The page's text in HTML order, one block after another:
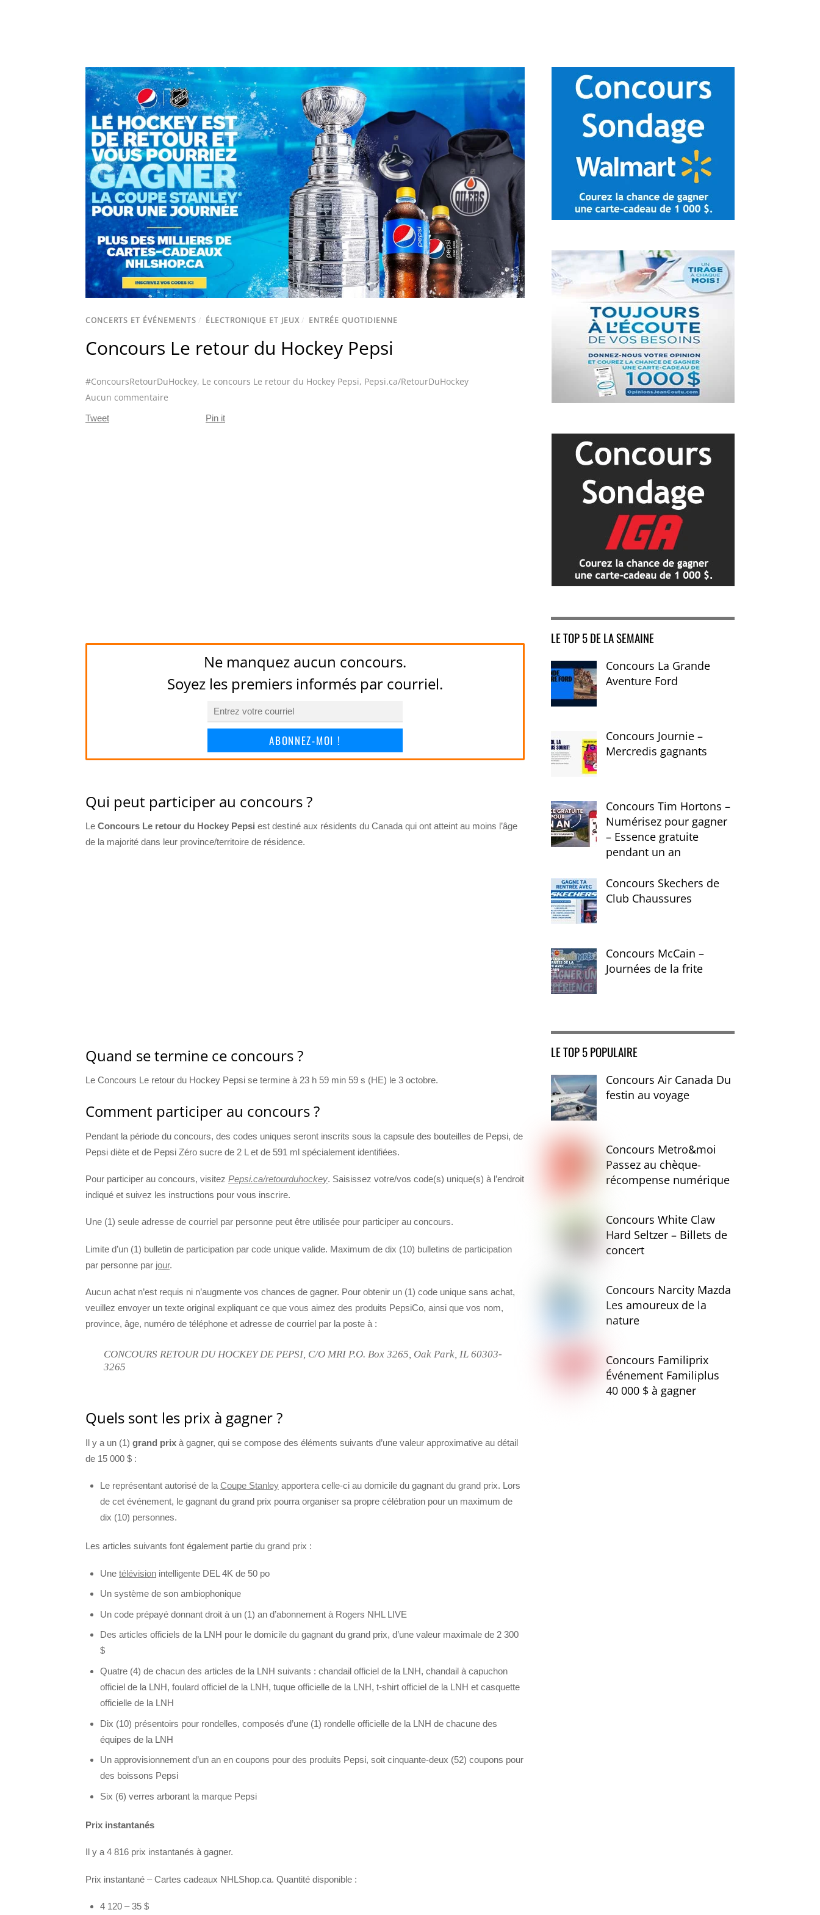
CONCERTS ET ÉVÉNEMENTS / ÉLECTRONIQUE ET JEUX/ ENTRÉE QUOTIDIENNE
Concours Le retour du Hockey Pepsi
#ConcoursRetourDuHockey, Le concours Le retour du Hockey Pepsi, Pepsi.ca/RetourDuHockey
Aucun commentaire
Tweet Pin it
Ne manquez aucun concours.
Soyez les premiers informés par courriel.
ABONNEZ-MOI !
Qui peut participer au concours ?
Le Concours Le retour du Hockey Pepsi est destiné aux résidents du Canada qui ont atteint au moins l’âge
de la majorité dans leur province/territoire de résidence.
Quand se termine ce concours ?
Le Concours Le retour du Hockey Pepsi se termine à 23 h 59 min 59 s (HE) le 3 octobre.
Comment participer au concours ?
Pendant la période du concours, des codes uniques seront inscrits sous la capsule des bouteilles de Pepsi, de
Pepsi diète et de Pepsi Zéro sucre de 2 L et de 591 ml spécialement identifiées.
Pour participer au concours, visitez Pepsi.ca/retourduhockey. Saisissez votre/vos code(s) unique(s) à l’endroit
indiqué et suivez les instructions pour vous inscrire.
Une (1) seule adresse de courriel par personne peut être utilisée pour participer au concours.
Limite d’un (1) bulletin de participation par code unique valide. Maximum de dix (10) bulletins de participation
par personne par jour.
Aucun achat n’est requis ni n’augmente vos chances de gagner. Pour obtenir un (1) code unique sans achat,
veuillez envoyer un texte original expliquant ce que vous aimez des produits PepsiCo, ainsi que vos nom,
province, âge, numéro de téléphone et adresse de courriel par la poste à :
CONCOURS RETOUR DU HOCKEY DE PEPSI, C/O MRI P.O. Box 3265, Oak Park, IL 60303-
3265
Quels sont les prix à gagner ?
Il y a un (1) grand prix à gagner, qui se compose des éléments suivants d’une valeur approximative au détail
de 15 000 $ :
Le représentant autorisé de la Coupe Stanley apportera celle-ci au domicile du gagnant du grand prix. Lors
de cet événement, le gagnant du grand prix pourra organiser sa propre célébration pour un maximum de
dix (10) personnes.
Les articles suivants font également partie du grand prix :
Une télévision intelligente DEL 4K de 50 po
Un système de son ambiophonique
Un code prépayé donnant droit à un (1) an d’abonnement à Rogers NHL LIVE
Des articles officiels de la LNH pour le domicile du gagnant du grand prix, d’une valeur maximale de 2 300
$
Quatre (4) de chacun des articles de la LNH suivants : chandail officiel de la LNH, chandail à capuchon
officiel de la LNH, foulard officiel de la LNH, tuque officielle de la LNH, t-shirt officiel de la LNH et casquette
officielle de la LNH
Dix (10) présentoirs pour rondelles, composés d’une (1) rondelle officielle de la LNH de chacune des
équipes de la LNH
Un approvisionnement d’un an en coupons pour des produits Pepsi, soit cinquante-deux (52) coupons pour
des boissons Pepsi
Six (6) verres arborant la marque Pepsi
Prix instantanés
Il y a 4 816 prix instantanés à gagner.
Prix instantané – Cartes cadeaux NHLShop.ca. Quantité disponible :
4 120 – 35 $
LE TOP 5 DE LA SEMAINE
Concours La Grande
Aventure Ford
Concours Journie –
Mercredis gagnants
Concours Tim Hortons –
Numérisez pour gagner
– Essence gratuite
pendant un an
Concours Skechers de
Club Chaussures
Concours McCain –
Journées de la frite
LE TOP 5 POPULAIRE
Concours Air Canada Du
festin au voyage
Concours Metro&moi
Passez au chèque-
récompense numérique
Concours White Claw
Hard Seltzer – Billets de
concert
Concours Narcity Mazda
Les amoureux de la
nature
Concours Familiprix
Événement Familiplus
40 000 $ à gagner